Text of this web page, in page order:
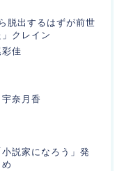
脱出するはずが前世
クレイン
彩佳
奈月香
小説家になろう」発